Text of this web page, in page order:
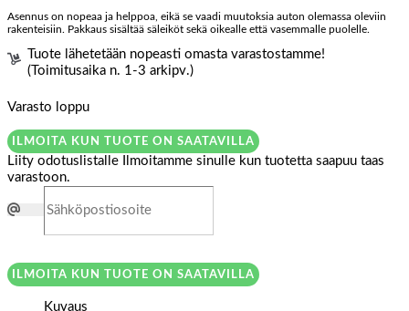
Asennus on nopeaa ja helppoa, eikä se vaadi muutoksia auton olemassa oleviin
rakenteisiin. Pakkaus sisältää säleiköt sekä oikealle että vasemmalle puolelle.
Tuote lähetetään nopeasti omasta varastostamme!
(Toimitusaika n. 1-3 arkipv.)
Varasto loppu
ILMOITA KUN TUOTE ON SAATAVILLA
Liity odotuslistalle
Ilmoitamme sinulle kun tuotetta saapuu taas
varastoon.
ILMOITA KUN TUOTE ON SAATAVILLA
Kuvaus